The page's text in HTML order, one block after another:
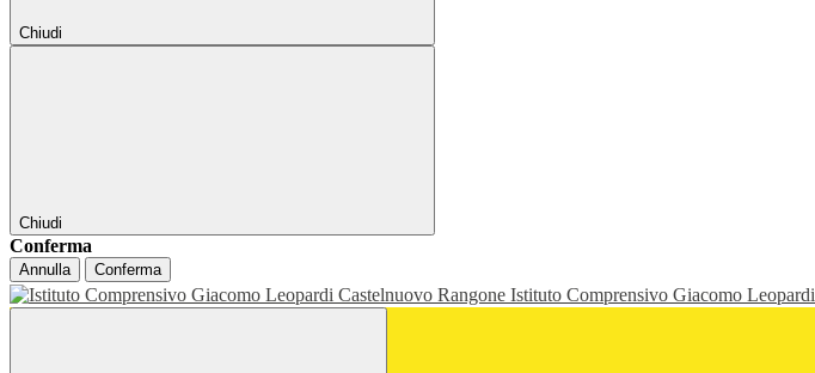
Chiudi
Chiudi
Conferma
Annulla Conferma
Istituto Comprensivo Giacomo Leopardi